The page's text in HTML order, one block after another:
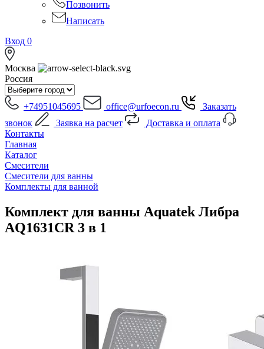
Позвонить
Написать
Вход 0
Москва
Россия
+74951045695 office@urfoecon.ru
Заказать
звонок
Заявка на расчет
Доставка и оплата
Контакты
Главная
Каталог
Смесители
Смесители для ванны
Комплекты для ванной
Комплект для ванны Aquatek Либра
AQ1631CR 3 в 1